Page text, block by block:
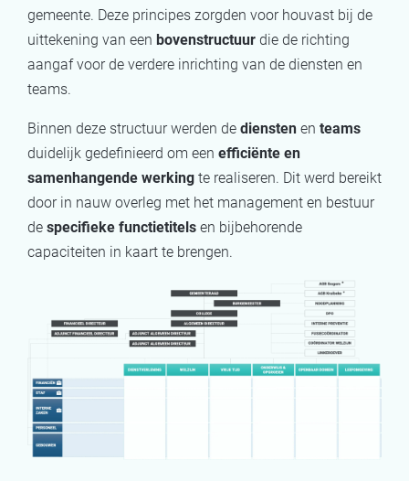
gemeente. Deze principes zorgden voor houvast bij de
uittekening van een bovenstructuur die de richting
aangaf voor de verdere inrichting van de diensten en
teams.
Binnen deze structuur werden de diensten en teams
duidelijk gedefinieerd om een efficiënte en
samenhangende werking te realiseren. Dit werd bereikt
door in nauw overleg met het management en bestuur
de specifieke functietitels en bijbehorende
capaciteiten in kaart te brengen.